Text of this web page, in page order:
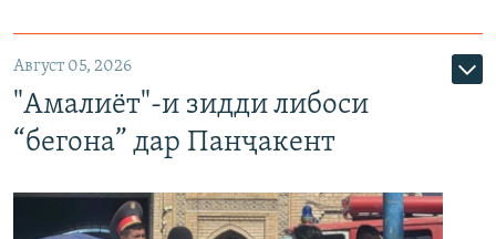
Август 05, 2026
"Амалиёт"-и зидди либоси
“бегона” дар Панҷакент